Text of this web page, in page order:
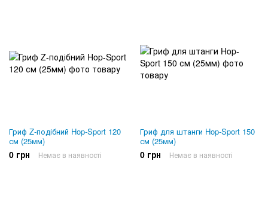
Гриф Z-подібний Hop-Sport 120
см (25мм)
0 грн Немає в наявності
Гриф для штанги Hop-Sport 150
см (25мм)
0 грн Немає в наявності